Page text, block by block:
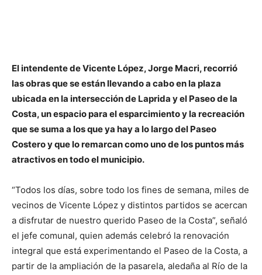
El intendente de Vicente López, Jorge Macri, recorrió
las obras que se están llevando a cabo en la plaza
ubicada en la intersección de Laprida y el Paseo de la
Costa, un espacio para el esparcimiento y la recreación
que se suma a los que ya hay a lo largo del Paseo
Costero y que lo remarcan como uno de los puntos más
atractivos en todo el municipio.
“Todos los días, sobre todo los fines de semana, miles de
vecinos de Vicente López y distintos partidos se acercan
a disfrutar de nuestro querido Paseo de la Costa”, señaló
el jefe comunal, quien además celebró la renovación
integral que está experimentando el Paseo de la Costa, a
partir de la ampliación de la pasarela, aledaña al Río de la